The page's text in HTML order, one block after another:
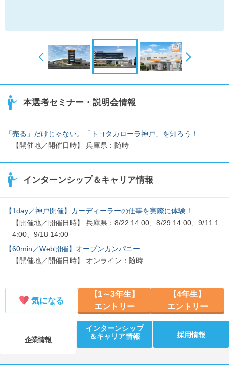
本選考セミナー・説明会情報
「売る」だけじゃない。「トヨタカローラ神戸」を知ろう！
【開催地／開催日時】 兵庫県：随時
インターンシップ＆キャリア情報
【1day／神戸開催】カーディーラーの仕事を実際に体験！
【開催地／開催日時】 兵庫県：8/22 14:00、8/29 14:00、9/11 1
4:00、9/18 14:00
【60min／Web開催】オープンカンパニー
【開催地／開催日時】 オンライン：随時
気になる
【1～3年生】
エントリー
【4年生】
エントリー
企業情報
インターンシップ
＆キャリア情報
採用情報